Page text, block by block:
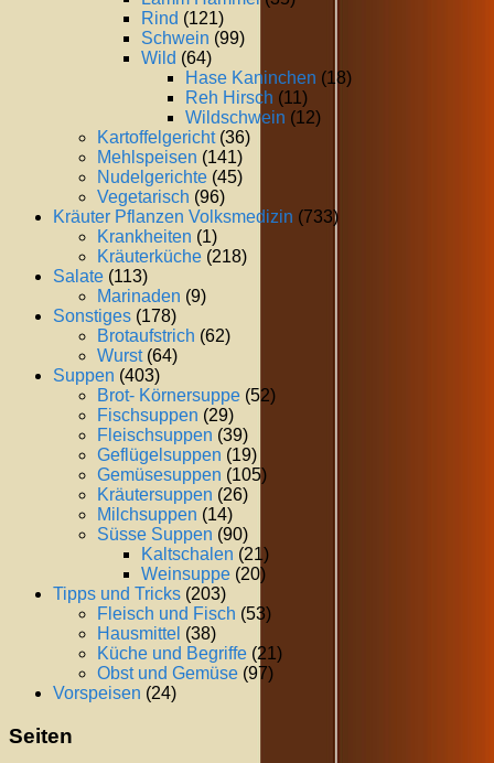
Rind (121)
Schwein (99)
Wild (64)
Hase Kaninchen (18)
Reh Hirsch (11)
Wildschwein (12)
Kartoffelgericht(36)
Mehlspeisen (141)
Nudelgerichte (45)
Vegetarisch (96)
Kräuter Pflanzen Volksmedizin (733)
Krankheiten (1)
Kräuterküche (218)
Salate (113)
Marinaden (9)
Sonstiges (178)
Brotaufstrich (62)
Wurst(64)
Suppen (403)
Brot- Körnersuppe (52)
Fischsuppen (29)
Fleischsuppen (39)
Geflügelsuppen (19)
Gemüsesuppen (105)
Kräutersuppen (26)
Milchsuppen (14)
Süsse Suppen (90)
Kaltschalen (21)
Weinsuppe (20)
Tipps und Tricks (203)
Fleisch und Fisch (53)
Hausmittel (38)
Küche und Begriffe (21)
Obst und Gemüse (97)
Vorspeisen (24)
Seiten